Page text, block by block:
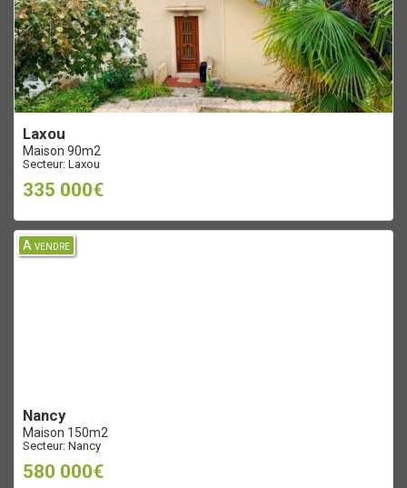
laxou
Maison 90m2
Secteur: Laxou
335 000€
A vendre
nancy
Maison 150m2
Secteur: Nancy
580 000€